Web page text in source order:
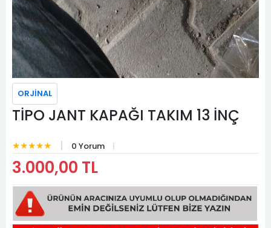
ORJİNAL
TİPO JANT KAPAĞI TAKIM 13 İNÇ
★★★★★ 0 Yorum
3.000,00 TL